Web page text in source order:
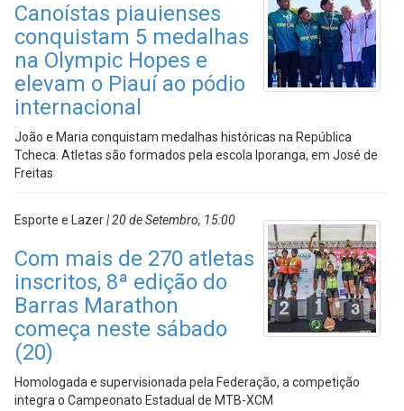
Canoístas piauienses
conquistam 5 medalhas
na Olympic Hopes e
elevam o Piauí ao pódio
internacional
João e Maria conquistam medalhas históricas na República
Tcheca. Atletas são formados pela escola Iporanga, em José de
Freitas
Esporte e Lazer| 20 de Setembro, 15:00
Com mais de 270 atletas
inscritos, 8ª edição do
Barras Marathon
começa neste sábado
(20)
Homologada e supervisionada pela Federação, a competição
integra o Campeonato Estadual de MTB-XCM